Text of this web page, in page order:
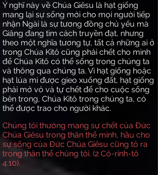
Ý nghĩ này về Chúa Giêsu là hạt giống
mang lại sự sống mới cho mọi người tiếp
nhận Ngài là sự tương đồng chủ yếu mà
Giăng đang tìm cách truyền đạt, nhưng
theo một nghĩa tương tự, tất cả những ai ở
trong Chúa Kitô cũng phải chết cho mình
để Chúa Kitô có thể sống trong chúng ta
và thông qua chúng ta. Vì hạt giống hoặc
hạt lúa mì được gieo xuống đất, hạt giống
phải mở vỏ và tự chết để cho cuộc sống
bên trong, Chúa Kitô trong chúng ta, có
thể được trao cho người khác.
Chúng tôi thường mang sự chết của Đức
Chúa Giêsu trong thân thể mình, hầu cho
sự sống của Đức Chúa Giêsu cũng tỏ ra
trong thân thể chúng tôi. (2 Cô-rinh-tô
4:10).